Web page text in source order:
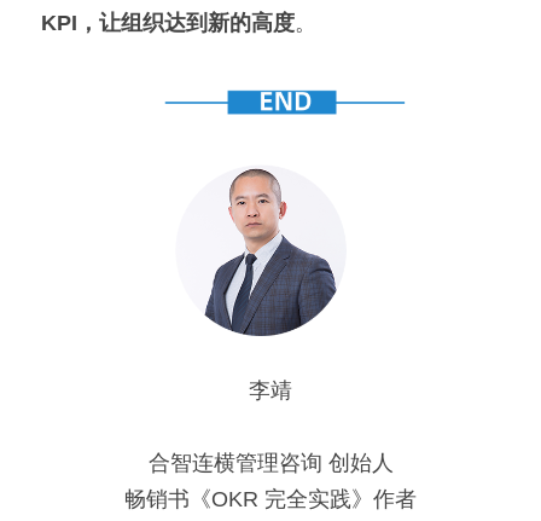
KPI，让组织达到新的高度。
李靖
合智连横管理咨询 创始人
畅销书《OKR 完全实践》作者